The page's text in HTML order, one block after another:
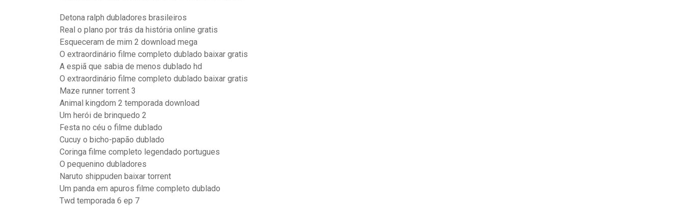
Detona ralph dubladores brasileiros
Real o plano por trás da história online gratis
Esqueceram de mim 2 download mega
O extraordinário filme completo dublado baixar gratis
A espiã que sabia de menos dublado hd
O extraordinário filme completo dublado baixar gratis
Maze runner torrent 3
Animal kingdom 2 temporada download
Um herói de brinquedo 2
Festa no céu o filme dublado
Cucuy o bicho-papão dublado
Coringa filme completo legendado portugues
O pequenino dubladores
Naruto shippuden baixar torrent
Um panda em apuros filme completo dublado
Twd temporada 6 ep 7